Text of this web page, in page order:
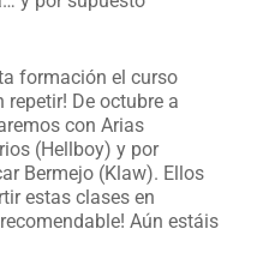
formación el curso
De octubre a
con Arias
(Hellboy) y por
Bermejo (Klaw). Ellos
estas clases en
Aún estáis